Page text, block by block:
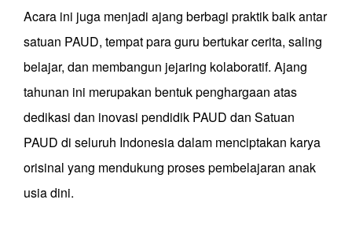
Acara ini juga menjadi ajang berbagi praktik baik antar
satuan PAUD, tempat para guru bertukar cerita, saling
belajar, dan membangun jejaring kolaboratif. Ajang
tahunan ini merupakan bentuk penghargaan atas
dedikasi dan inovasi pendidik PAUD dan Satuan
PAUD di seluruh Indonesia dalam menciptakan karya
orisinal yang mendukung proses pembelajaran anak
usia dini.